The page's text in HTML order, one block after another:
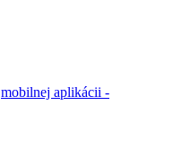
mobilnej aplikácii -